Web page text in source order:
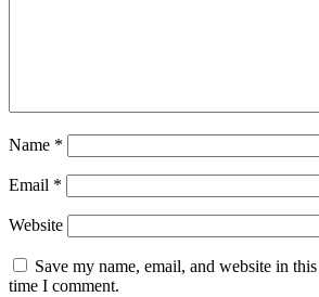
Name *
Email *
Website
Save my name, email, and website in
time I comment.